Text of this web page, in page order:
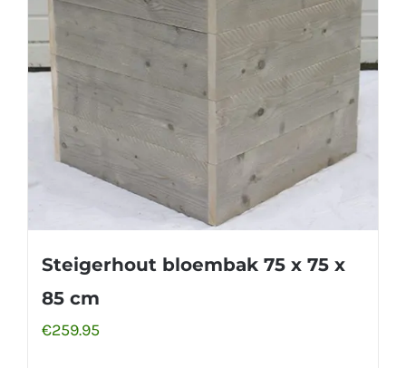
Steigerhout bloembak 75 x 75 x
85 cm
€259.95